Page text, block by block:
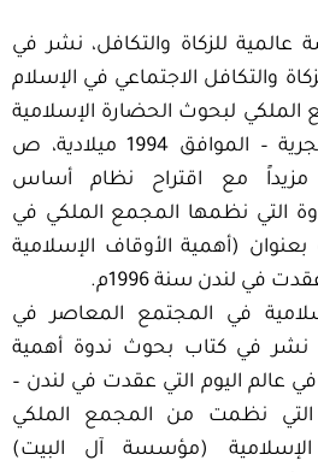
للزكاة والتكافل، نشر في
والتكافل الاجتماعي في الإسلام
الملكي لبحوث الحضارة الإسلامية
في عمان، 1415 هجرية – الموافق 1994 ميلادية، ص
وقدم مزيداً مع اقتراح نظام أساس
التي نظمها المجمع الملكي في
بعنوان (أهمية الأوقاف الإسلامية
في لندن سنة 1996م.
في المجتمع المعاصر في
نشر في كتاب بحوث ندوة أهمية
في عالم اليوم التي عقدت في لندن –
التي نظمت من المجمع الملكي
(مؤسسة آل البيت)